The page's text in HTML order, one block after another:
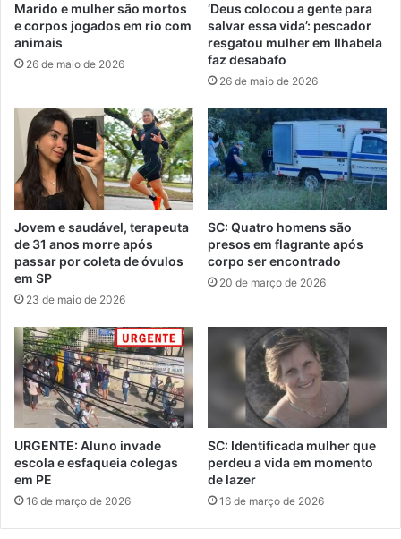
Marido e mulher são mortos
e corpos jogados em rio com
animais
26 de maio de 2026
‘Deus colocou a gente para
salvar essa vida’: pescador
resgatou mulher em Ilhabela
faz desabafo
26 de maio de 2026
Jovem e saudável, terapeuta
de 31 anos morre após
passar por coleta de óvulos
em SP
23 de maio de 2026
SC: Quatro homens são
presos em flagrante após
corpo ser encontrado
20 de março de 2026
URGENTE: Aluno invade
escola e esfaqueia colegas
em PE
16 de março de 2026
SC: Identificada mulher que
perdeu a vida em momento
de lazer
16 de março de 2026